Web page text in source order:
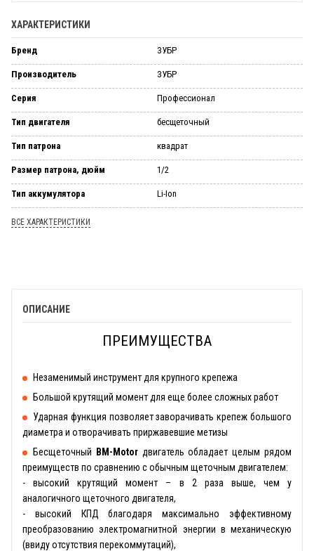
ХАРАКТЕРИСТИКИ
Бренд ЗУБР
Производитель ЗУБР
Серия Профессионал
Тип двигателя бесщеточный
Тип патрона квадрат
Размер патрона, дюйм 1/2
Тип аккумулятора Li-Ion
ВСЕ ХАРАКТЕРИСТИКИ
ОПИСАНИЕ
ПРЕИМУЩЕСТВА
Незаменимый инструмент для крупного крепежа
Большой крутящий момент для еще более сложных работ
Ударная функция позволяет заворачивать крепеж большого
диаметра и отворачивать приржавевшие метизы
Бесщеточный
BM-Motorдвигатель обладает целым рядом
преимуществ по сравнению с обычным щеточным двигателем:
- высокий крутящий момент – в 2 раза выше, чем у
аналогичного щеточного двигателя,
- высокий КПД благодаря максимально эффективному
преобразованию электромагнитной энергии в механическую
(ввиду отсутствия перекоммутаций),